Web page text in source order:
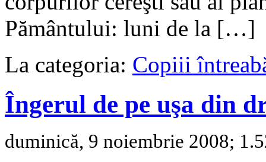
Pământului: luni de la […]
La categoria: Copiii
Îngerul de pe uşa din
duminică, 9 noiembrie 2008;